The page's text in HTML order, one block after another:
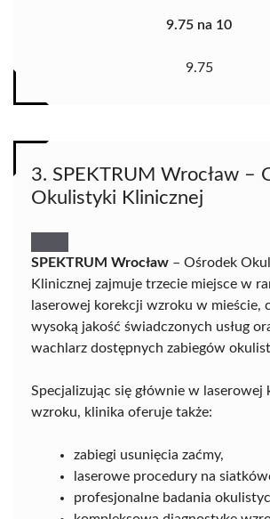
9.75 na 10
9.75
3. SPEKTRUM Wrocław –
Okulistyki Klinicznej
SPEKTRUM Wrocław – Ośrodek
Klinicznej zajmuje trzecie miejsce w
laserowej korekcji wzroku w mieście,
wysoką jakość świadczonych usług
wachlarz dostępnych zabiegów
Specjalizując się głównie w laserowej
wzroku, klinika oferuje także:
zabiegi usunięcia zaćmy,
laserowe procedury na
profesjonalne badania